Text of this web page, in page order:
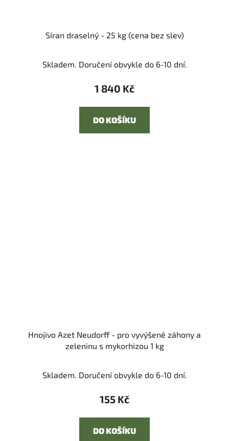
Síran draselný - 25 kg (cena bez slev)
Skladem. Doručení obvykle do 6-10 dní.
1 840 Kč
DO KOŠÍKU
Hnojivo Azet Neudorff - pro vyvýšené záhony a
zeleninu s mykorhizou 1 kg
Skladem. Doručení obvykle do 6-10 dní.
155 Kč
DO KOŠÍKU